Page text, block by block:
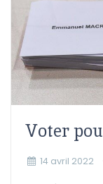
Voter
14 avril 2022